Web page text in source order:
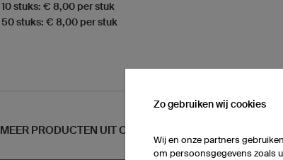
10 stuks: € 8,00 per stuk
50 stuks: € 8,00 per stuk
MEER PRODUCTEN UIT ONS ASSORTIMENT
Zo gebruiken wij cookies
Wij en onze partners
om persoonsgegevens zoals